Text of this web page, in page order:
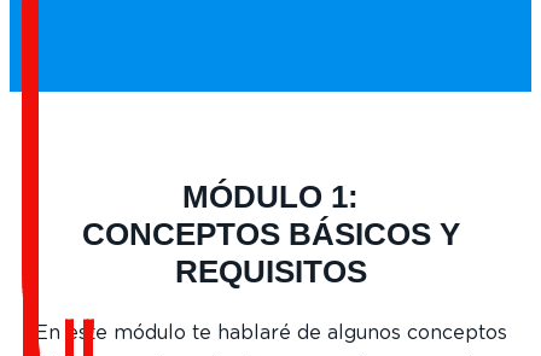
MÓDULO 1:
CONCEPTOS BÁSICOS Y
REQUISITOS
En este módulo te hablaré de algunos conceptos